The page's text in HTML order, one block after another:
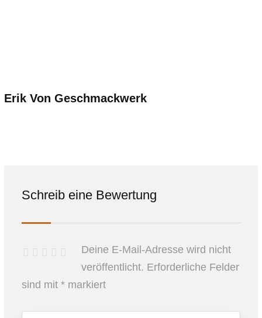
Erik Von Geschmackwerk
Schreib eine Bewertung
Deine E-Mail-Adresse wird nicht
veröffentlicht. Erforderliche Felder
sind mit * markiert